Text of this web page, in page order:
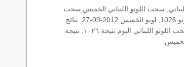
الخميس سحب اللوتو سحب اللوتو ١٣ أيار ٢٠١٩ سحب اللوتو 2012-09-27, سحب اللوتو اللبناني, سحب اللوتو اللبناني الخميس سحب
اللوتو اللبناني الخميس سحب اللوتو اللبناني اليوم, سحب اللوتو اللبناني للإصدار 1026, سحب اللوتو اليوم سحب زيد, سحب زيد لوتو في لبنان لوتو لوتو 1026, لوتو الخميس 2012-09-27, نتائج
الخميس, نتائج اللوتو نتائج اللوتو 2012-09-27, نتائج اللوتو الخميس, نتائج اللوتو اللبناني نتائج اللوتو اللبناني الخميس, نتائج اللوتو اللبناني اليوم نتائج سحب اللوتو اللبناني اليوم نتيجة ١٠٢٦, نتيجة